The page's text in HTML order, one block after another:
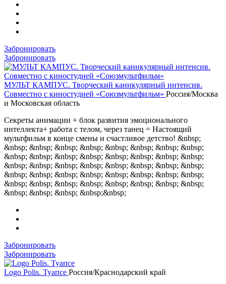
Забронировать
Забронировать
МУЛЬТ КАМПУС. Творческий каникулярный интенсив.
Совместно с киностудией «Союзмультфильм» Россия/Москва
и Московская область
Секреты анимации + блок развития эмоционального
интеллекта+ работа с телом, через танец = Настоящий
мультфильм в конце смены и счастливое детство! &nbsp;
&nbsp; &nbsp; &nbsp; &nbsp; &nbsp; &nbsp; &nbsp; &nbsp;
&nbsp; &nbsp; &nbsp; &nbsp; &nbsp; &nbsp; &nbsp; &nbsp;
&nbsp; &nbsp; &nbsp; &nbsp; &nbsp; &nbsp; &nbsp; &nbsp;
&nbsp; &nbsp; &nbsp; &nbsp; &nbsp; &nbsp; &nbsp; &nbsp;
&nbsp; &nbsp; &nbsp; &nbsp; &nbsp; &nbsp; &nbsp; &nbsp;
&nbsp; &nbsp; &nbsp; &nbsp;&nbsp;
Забронировать
Забронировать
Logo Polis. Туапсе Россия/Краснодарский край